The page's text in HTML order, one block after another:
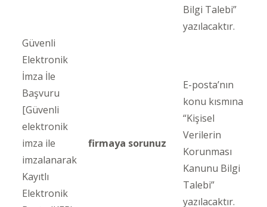
Bilgi Talebi”
yazılacaktır.
Güvenli
Elektronik
İmza İle
Başvuru
[Güvenli
elektronik
imza ile
imzalanarak
Kayıtlı
Elektronik
firmaya sorunuz
E-posta’nın
konu kısmına
“Kişisel
Verilerin
Korunması
Kanunu Bilgi
Talebi”
yazılacaktır.